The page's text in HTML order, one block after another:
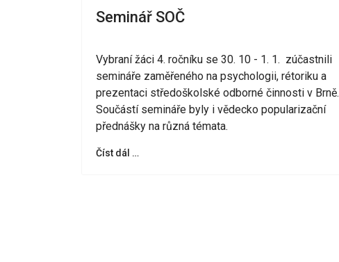
Seminář SOČ
Vybraní žáci 4. ročníku se 30. 10 - 1. 1. zúčastnili
semináře zaměřeného na psychologii, rétoriku a
prezentaci středoškolské odborné činnosti v Brně.
Součástí semináře byly i vědecko popularizační
přednášky na různá témata.
Číst dál …